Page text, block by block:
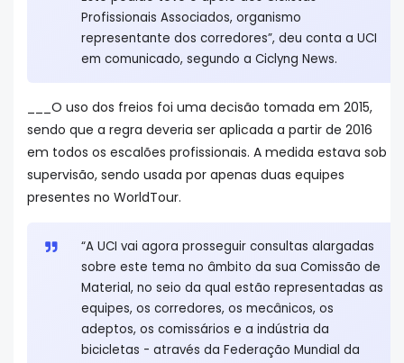
Profissionais Associados, organismo
representante dos corredores”, deu conta a UCI
em comunicado, segundo a Ciclyng News.
___O uso dos freios foi uma decisão tomada em 2015,
sendo que a regra deveria ser aplicada a partir de 2016
em todos os escalões profissionais. A medida estava sob
supervisão, sendo usada por apenas duas equipes
presentes no WorldTour.
“A UCI vai agora prosseguir consultas alargadas
sobre este tema no âmbito da sua Comissão de
Material, no seio da qual estão representadas as
equipes, os corredores, os mecânicos, os
adeptos, os comissários e a indústria da
bicicletas - através da Federação Mundial da